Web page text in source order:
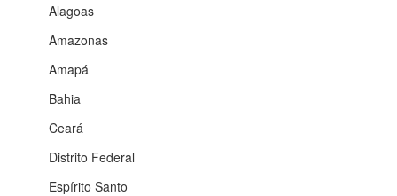
Alagoas
Amazonas
Amapá
Bahia
Ceará
Distrito Federal
Espírito Santo